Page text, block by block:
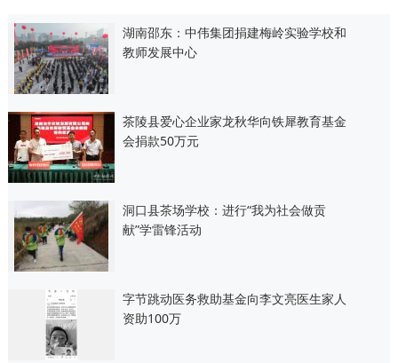
湖南邵东：中伟集团捐建梅岭实验学校和
教师发展中心
茶陵县爱心企业家龙秋华向铁犀教育基金
会捐款50万元
洞口县茶场学校：进行“我为社会做贡
献”学雷锋活动
字节跳动医务救助基金向李文亮医生家人
资助100万